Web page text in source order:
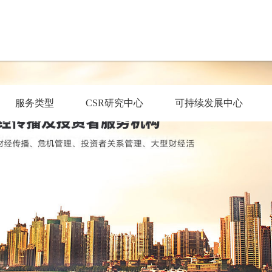
服务类型 CSR研究中心 可持续发展中心